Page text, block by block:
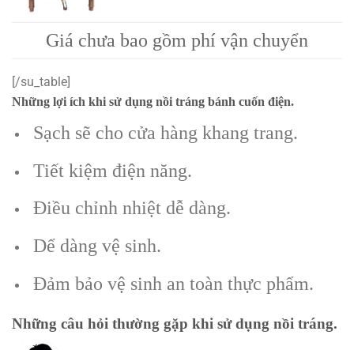
Giá chưa bao gồm phí vận chuyển
[/su_table]
Những lợi ích khi sử dụng nồi tráng bánh cuốn điện.
Sạch sẽ cho cửa hàng khang trang.
Tiết kiệm điện năng.
Điều chỉnh nhiệt dễ dàng.
Dể dàng vệ sinh.
Đảm bảo vệ sinh an toàn thực phẩm.
Những câu hỏi thường gặp khi sử dụng nồi tráng.